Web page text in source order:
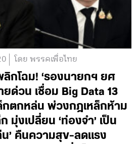
โดย พรรคเพื่อไทย
กโฉม! ‘รองนายกฯ ยศ
ยด่วน เชื่อม Big Data 13
กตกหล่น พ่วงกฎเหล็กห้าม
มุ่งเปลี่ยน ‘ท่องจำ’ เป็น
น’ คืนความสุข-ลดแรง